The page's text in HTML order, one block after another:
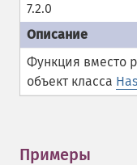
7.2.0
Функция вместо
объект класса
Примеры